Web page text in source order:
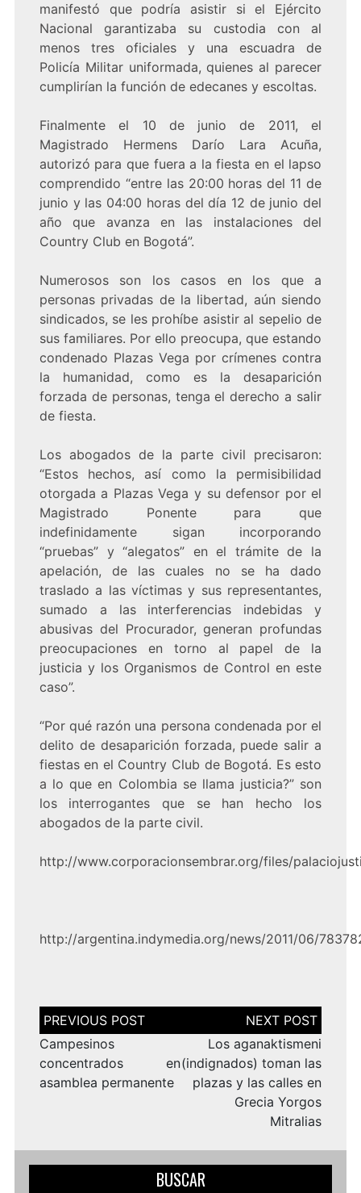
manifestó que podría asistir si el Ejército
Nacional garantizaba su custodia con al
menos tres oficiales y una escuadra de
Policía Militar uniformada, quienes al parecer
cumplirían la función de edecanes y escoltas.
Finalmente el 10 de junio de 2011, el
Magistrado Hermens Darío Lara Acuña,
autorizó para que fuera a la fiesta en el lapso
comprendido “entre las 20:00 horas del 11 de
junio y las 04:00 horas del día 12 de junio del
año que avanza en las instalaciones del
Country Club en Bogotá”.
Numerosos son los casos en los que a
personas privadas de la libertad, aún siendo
sindicados, se les prohíbe asistir al sepelio de
sus familiares. Por ello preocupa, que estando
condenado Plazas Vega por crímenes contra
la humanidad, como es la desaparición
forzada de personas, tenga el derecho a salir
de fiesta.
Los abogados de la parte civil precisaron:
“Estos hechos, así como la permisibilidad
otorgada a Plazas Vega y su defensor por el
Magistrado Ponente para que
indefinidamente sigan incorporando
“pruebas” y “alegatos” en el trámite de la
apelación, de las cuales no se ha dado
traslado a las víctimas y sus representantes,
sumado a las interferencias indebidas y
abusivas del Procurador, generan profundas
preocupaciones en torno al papel de la
justicia y los Organismos de Control en este
caso”.
“Por qué razón una persona condenada por el
delito de desaparición forzada, puede salir a
fiestas en el Country Club de Bogotá. Es esto
a lo que en Colombia se llama justicia?” son
los interrogantes que se han hecho los
abogados de la parte civil.
http://www.corporacionsembrar.org/files/
http://argentina.indymedia.org/news/2011/06/
Navegación
de
entradas
Campesinos
concentrados en
asamblea permanente
Los aganaktismeni
(indignados) toman las
plazas y las calles en
Grecia Yorgos
Mitralias
BUSCAR